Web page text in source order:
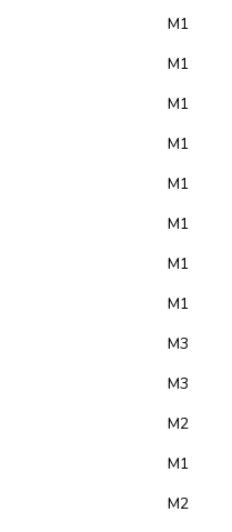
M1
M1
M1
M1
M1
M1
M1
M1
M3
M3
M2
M1
M2